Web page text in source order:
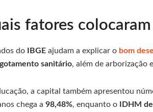
fatores
do IBGE ajudam a explicar o bom
sanitário, além de arborização
a capital também apresentou
chega a 98,48%, enquanto o IDHM